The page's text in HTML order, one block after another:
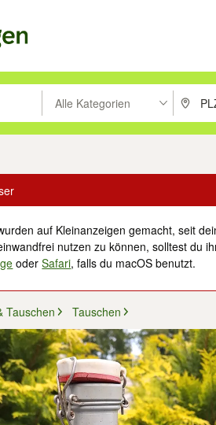
drücken um zu suchen, oder
Alle Kategorien PLZ
auf Kleinanzeigen gemacht, seit
nutzen zu können, solltest du
oderSafari, falls du macOS benutzt.
Tauschen Tauschen